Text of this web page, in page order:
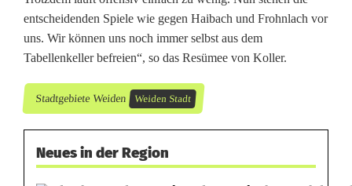
entscheidenden Spiele wie gegen Haibach und Frohnlach vor
uns. Wir können uns noch immer selbst aus dem
Tabellenkeller befreien“, so das Resümee von Koller.
Stadtgebiete Weiden Weiden Stadt
Neues in der Region